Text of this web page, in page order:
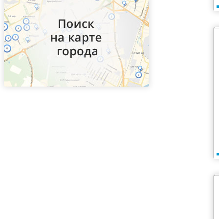
ВДНХ
Верхние Котлы
Верхние Лихоборы
Владыкино
Водный стадион
Войковская